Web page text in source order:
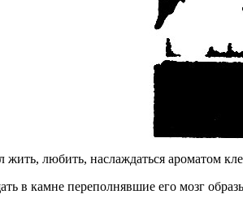
любить, наслаждаться ароматом
в камне переполнявшие его мозг